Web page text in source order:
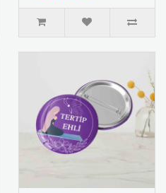
hediye kartı ve bileklik ..